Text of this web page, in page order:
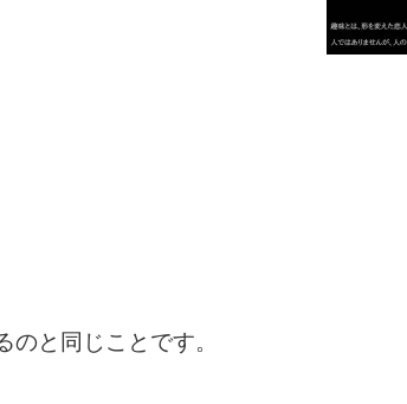
と同じことです。
3